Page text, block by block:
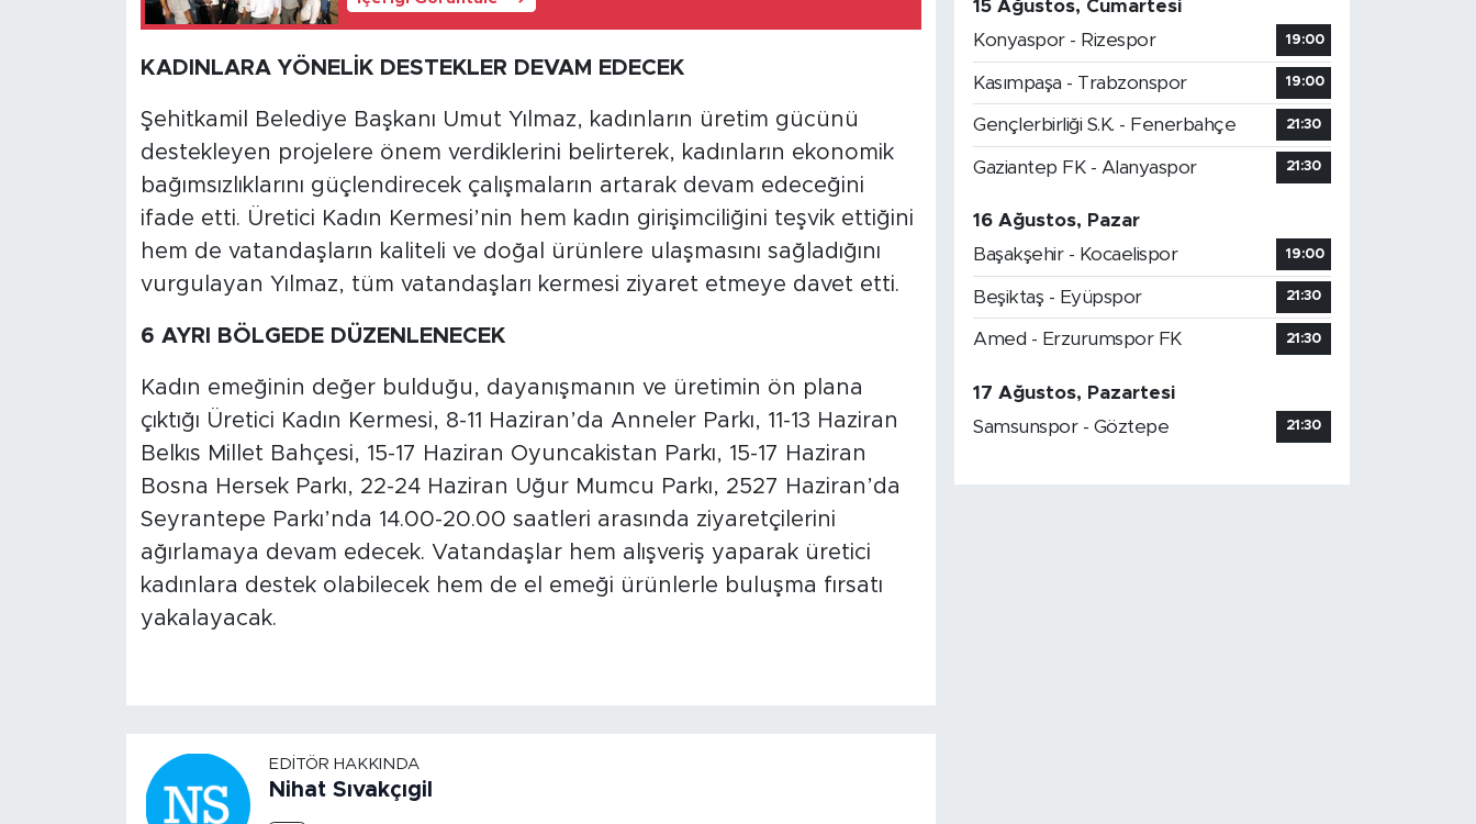
KADINLARA YÖNELİK DESTEKLER DEVAM EDECEK
Şehitkamil Belediye Başkanı Umut Yılmaz, kadınların üretim gücünü
destekleyen projelere önem verdiklerini belirterek, kadınların ekonomik
bağımsızlıklarını güçlendirecek çalışmaların artarak devam edeceğini
ifade etti. Üretici Kadın Kermesi’nin hem kadın girişimciliğini teşvik ettiğini
hem de vatandaşların kaliteli ve doğal ürünlere ulaşmasını sağladığını
vurgulayan Yılmaz, tüm vatandaşları kermesi ziyaret etmeye davet etti.
6 AYRI BÖLGEDE DÜZENLENECEK
Kadın emeğinin değer bulduğu, dayanışmanın ve üretimin ön plana
çıktığı Üretici Kadın Kermesi, 8-11 Haziran’da Anneler Parkı, 11-13 Haziran
Belkıs Millet Bahçesi, 15-17 Haziran Oyuncakistan Parkı, 15-17 Haziran
Bosna Hersek Parkı, 22-24 Haziran Uğur Mumcu Parkı, 2527 Haziran’da
Seyrantepe Parkı’nda 14.00-20.00 saatleri arasında ziyaretçilerini
ağırlamaya devam edecek. Vatandaşlar hem alışveriş yaparak üretici
kadınlara destek olabilecek hem de el emeği ürünlerle buluşma fırsatı
yakalayacak.
EDITÖR HAKKINDA
Nihat Sıvakçıgil
15 Ağustos, Cumartesi
Konyaspor - Rizespor
19:00
Kasımpaşa - Trabzonspor 19:00
Gençlerbirliği S.K. - Fenerbahçe 21:30
Gaziantep FK - Alanyaspor 21:30
16 Ağustos, Pazar
Başakşehir - Kocaelispor
19:00
Beşiktaş - Eyüpspor 21:30
Amed - Erzurumspor FK 21:30
17 Ağustos, Pazartesi
Samsunspor - Göztepe
21:30